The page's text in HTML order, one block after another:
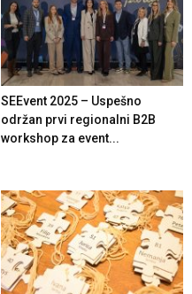
SEEvent 2025 – Uspešno
održan prvi regionalni B2B
workshop za event...